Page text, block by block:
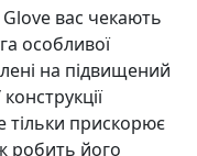
вас чекають
особливої
на підвищений
прискорює
робить його